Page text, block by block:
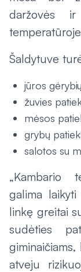
daržovės
Šaldytuve
jūros
žuvies
mėsos
grybų
salotos su
„Kambario
galima
linkę greitai
sudėties
atveju